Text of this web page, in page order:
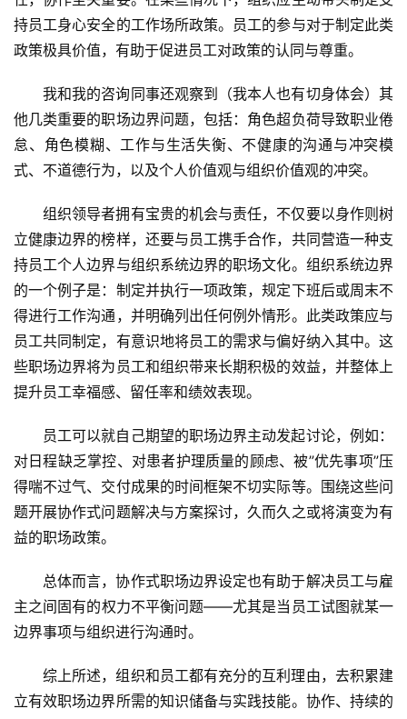
持员工身心安全的工作场所政策。员工的参与对于制定此类
政策极具价值，有助于促进员工对政策的认同与尊重。
我和我的咨询同事还观察到（我本人也有切身体会）其
他几类重要的职场边界问题，包括：角色超负荷导致职业倦
怠、角色模糊、工作与生活失衡、不健康的沟通与冲突模
式、不道德行为，以及个人价值观与组织价值观的冲突。
组织领导者拥有宝贵的机会与责任，不仅要以身作则树
立健康边界的榜样，还要与员工携手合作，共同营造一种支
持员工个人边界与组织系统边界的职场文化。组织系统边界
的一个例子是：制定并执行一项政策，规定下班后或周末不
得进行工作沟通，并明确列出任何例外情形。此类政策应与
员工共同制定，有意识地将员工的需求与偏好纳入其中。这
些职场边界将为员工和组织带来长期积极的效益，并整体上
提升员工幸福感、留任率和绩效表现。
员工可以就自己期望的职场边界主动发起讨论，例如：
对日程缺乏掌控、对患者护理质量的顾虑、被”优先事项”压
得喘不过气、交付成果的时间框架不切实际等。围绕这些问
题开展协作式问题解决与方案探讨，久而久之或将演变为有
益的职场政策。
总体而言，协作式职场边界设定也有助于解决员工与雇
主之间固有的权力不平衡问题——尤其是当员工试图就某一
边界事项与组织进行沟通时。
综上所述，组织和员工都有充分的互利理由，去积累建
立有效职场边界所需的知识储备与实践技能。协作、持续的